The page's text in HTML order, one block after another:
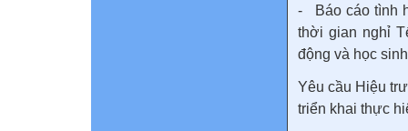
- Báo cáo tình
thời gian nghỉ
động và học
Yêu cầu Hiệu
triển khai thực